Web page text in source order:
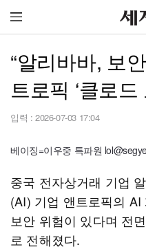
“알리바바, 보
트로픽 ‘클로드
입력 : 2026-07-03 17:04
베이징=이우중 특파원
중국 전자상거래 기업
(AI) 기업 앤트로픽의 AI
보안 위험이 있다며 전
로 전해졌다.